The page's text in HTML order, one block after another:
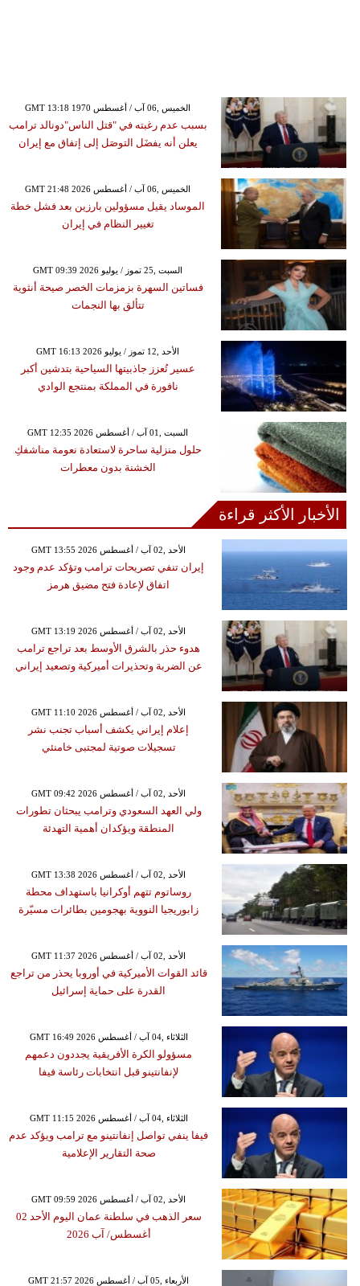
GMT 13:18 1970 الخميس ,06 آب / أغسطس
بسبب عدم رغبته في "قتل الناس"دونالد ترامب
يعلن أنه يفضَل التوصَل إلى إتفاق مع إيران
GMT 21:48 2026 الخميس ,06 آب / أغسطس
الموساد يقيل مسؤولين بارزين بعد فشل خطة
تغيير النظام في إيران
GMT 09:39 2026 السبت ,25 تموز / يوليو
فساتين السهرة بزمزمات الخصر صيحة أنثوية
تتألق بها النجمات
GMT 16:13 2026 الأحد ,12 تموز / يوليو
عسير تُعزز جاذبيتها السياحية بتدشين أكبر
نافورة في المملكة بمنتجع الوادي
GMT 12:35 2026 السبت ,01 آب / أغسطس
حلول منزلية ساحرة لاستعادة نعومة مناشفكِ
الخشنة بدون معطرات
الأخبار الأكثر قراءة
GMT 13:55 2026 الأحد ,02 آب / أغسطس
إيران تنفي تصريحات ترامب وتؤكد عدم وجود
اتفاق لإعادة فتح مضيق هرمز
GMT 13:19 2026 الأحد ,02 آب / أغسطس
هدوء حذر بالشرق الأوسط بعد تراجع ترامب
عن الضربة وتحذيرات أميركية وتصعيد إيراني
GMT 11:10 2026 الأحد ,02 آب / أغسطس
إعلام إيراني يكشف أسباب تجنب نشر
تسجيلات صوتية لمجتبى خامنئي
GMT 09:42 2026 الأحد ,02 آب / أغسطس
ولي العهد السعودي وترامب يبحثان تطورات
المنطقة ويؤكدان أهمية التهدئة
GMT 13:38 2026 الأحد ,02 آب / أغسطس
روساتوم تتهم أوكرانيا باستهداف محطة
زابوريجيا النووية بهجومين بطائرات مسيّرة
GMT 11:37 2026 الأحد ,02 آب / أغسطس
قائد القوات الأميركية في أوروبا يحذر من تراجع
القدرة على حماية إسرائيل
GMT 16:49 2026 الثلاثاء ,04 آب / أغسطس
مسؤولو الكرة الأفريقية يجددون دعمهم
لإنفانتينو قبل انتخابات رئاسة فيفا
GMT 11:15 2026 الثلاثاء ,04 آب / أغسطس
فيفا ينفي تواصل إنفانتينو مع ترامب ويؤكد عدم
صحة التقارير الإعلامية
GMT 09:59 2026 الأحد ,02 آب / أغسطس
سعر الذهب في سلطنة عمان اليوم الأحد 02
أغسطس/ آب 2026
GMT 21:57 2026 الأربعاء ,05 آب / أغسطس